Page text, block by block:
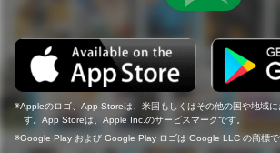
Appleのロゴ、App Storeは、米国もしくはその他の国や地域
す。App Storeは、Apple Inc.のサービスマークです。
Google Play および Google Play ロゴは Google LLC の商標で